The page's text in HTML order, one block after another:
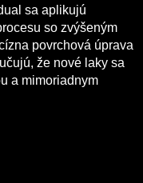
sa aplikujú
so zvýšeným
povrchová úprava
že nové laky sa
a mimoriadnym